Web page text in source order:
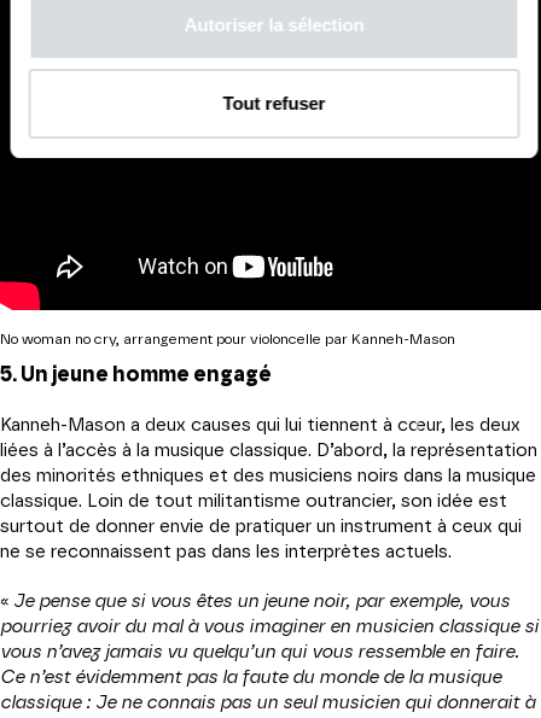
Autoriser la sélection
Tout refuser
No woman no cry, arrangement pour violoncelle par Kanneh-Mason
5. Un jeune homme engagé
Kanneh-Mason a deux causes qui lui tiennent à cœur, les deux
liées à l’accès à la musique classique. D’abord, la représentation
des minorités ethniques et des musiciens noirs dans la musique
classique. Loin de tout militantisme outrancier, son idée est
surtout de donner envie de pratiquer un instrument à ceux qui
ne se reconnaissent pas dans les interprètes actuels.
« Je pense que si vous êtes un jeune noir, par exemple, vous
pourriez avoir du mal à vous imaginer en musicien classique si
vous n’avez jamais vu quelqu’un qui vous ressemble en faire.
Ce n’est évidemment pas la faute du monde de la musique
classique : Je ne connais pas un seul musicien qui donnerait à